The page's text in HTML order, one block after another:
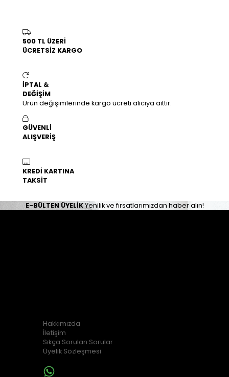
500 TL ÜZERİ
ÜCRETSİZ KARGO
İPTAL &
DEĞİŞİM
Ürün değişimlerinde kargo ücreti alıcıya aittir.
GÜVENLİ
ALIŞVERİŞ
KREDİ KARTINA
TAKSİT
E-BÜLTEN ÜYELİKYenilik ve fırsatlarımızdan haber alın!
Hakkımızda
İletişim
Sıkça Sorulan Sorular
Üyelik Sözleşmesi